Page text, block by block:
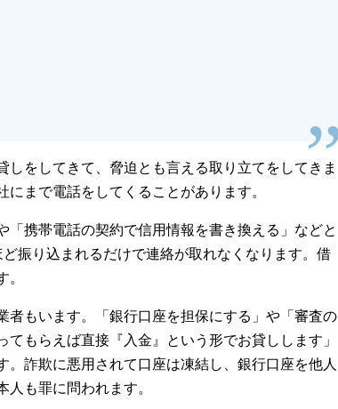
をしてきて、脅迫とも言える取り立てをしてきま
まで電話をしてくることがあります。
携帯電話の契約で信用情報を書き換える」などと
振り込まれるだけで連絡が取れなくなります。借
。
もいます。「銀行口座を担保にする」や「審査の
もらえば直接『入金』という形でお貸しします」
詐欺に悪用されて口座は凍結し、銀行口座を他人
も罪に問われます。